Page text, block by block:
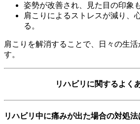
姿勢が改善され、見た目の印象
肩こりによるストレスが減り、
る。
肩こりを解消することで、日々の生
す。
リハビリに関するよく
リハビリ中に痛みが出た場合の対処法